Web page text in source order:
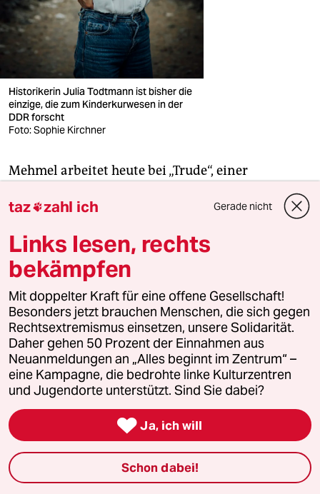
Historikerin Julia Todtmann ist bisher die
einzige, die zum Kinderkurwesen in der
DDR forscht
Foto: Sophie Kirchner
Mehmel arbeitet heute bei „Trude“, einer
Missbrauchs im sächsischen Niesky. Seit zwanzig
Ausbildung zur Systemischen Therapeutin und
Traumapädagogin angeschlossen hat, in dem
Bereich tätig. „Meine eigene Geschichte war sicher
ein Motor, mich um das Thema zu kümmern.“
Wie Katrin L. fragte auch sie vor zwei Jahren bei
gutefrage.net: „Bist du auch in Dahmshöhe
gewesen?“ Und sie nahm Kontakt zu der Autorin
Anja Röhlauf, die als Erste über das Schicksal der
westdeutschen Verschickungskinder
geschrieben
hat. Innerhalb weniger Jahre hat sich dank ihres
Engagements eine bundesweite Initiative gebildet,
aus der Dutzende Heimort- und Landesgruppen
taz zahl ich Gerade nicht
Links lesen, rechts
bekämpfen
Mit doppelter Kraft für eine offene Gesellschaft!
Besonders jetzt brauchen Menschen, die sich gegen
Rechtsextremismus einsetzen, unsere Solidarität.
Daher gehen 50 Prozent der Einnahmen aus
Neuanmeldungen an „Alles beginnt im Zentrum“ –
eine Kampagne, die bedrohte linke Kulturzentren
und Jugendorte unterstützt. Sind Sie dabei?
 Ja, ich will
Schon dabei!